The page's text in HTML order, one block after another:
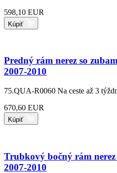
598,10 EUR
Kúpiť
Predný rám nerez so
2007-2010
75.QUA-R0060 Na ceste až 3
670,60 EUR
Kúpiť
Trubkový bočný rám
2007-2010